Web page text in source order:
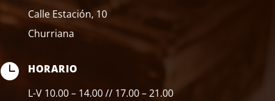
Calle Estación, 10
Churriana

HORARIO
L-V 10.00 – 14.00 // 17.00 – 21.00